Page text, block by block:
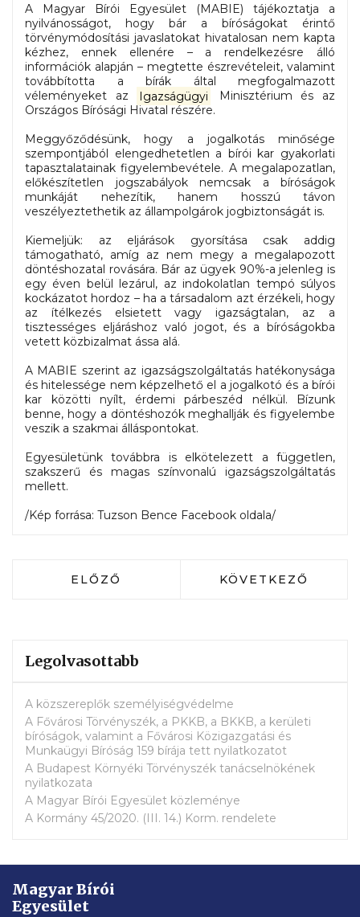
A Magyar Bírói Egyesület (MABIE) tájékoztatja a
nyilvánosságot, hogy bár a bíróságokat érintő
törvénymódosítási javaslatokat hivatalosan nem kapta
kézhez, ennek ellenére – a rendelkezésre álló
információk alapján – megtette észrevételeit, valamint
továbbította a bírák által megfogalmazott
véleményeket az
Igazságügyi
Minisztérium és az
Országos Bírósági Hivatal részére.
Meggyőződésünk, hogy a jogalkotás minősége
szempontjából elengedhetetlen a bírói kar gyakorlati
tapasztalatainak figyelembevétele. A megalapozatlan,
előkészítetlen jogszabályok nemcsak a bíróságok
munkáját nehezítik, hanem hosszú távon
veszélyeztethetik az állampolgárok jogbiztonságát is.
Kiemeljük: az eljárások gyorsítása csak addig
támogatható, amíg az nem megy a megalapozott
döntéshozatal rovására. Bár az ügyek 90%-a jelenleg is
egy éven belül lezárul, az indokolatlan tempó súlyos
kockázatot hordoz – ha a társadalom azt érzékeli, hogy
az ítélkezés elsietett vagy igazságtalan, az a
tisztességes eljáráshoz való jogot, és a bíróságokba
vetett közbizalmat ássa alá.
A MABIE szerint az igazságszolgáltatás hatékonysága
és hitelessége nem képzelhető el a jogalkotó és a bírói
kar közötti nyílt, érdemi párbeszéd nélkül. Bízunk
benne, hogy a döntéshozók meghallják és figyelembe
veszik a szakmai álláspontokat.
Egyesületünk továbbra is elkötelezett a független,
szakszerű és magas színvonalú igazságszolgáltatás
mellett.
/Kép forrása: Tuzson Bence Facebook oldala/
ELŐZŐ CIKK: HÚSVÉTI ÜDVÖZLET
ELŐZŐ KÖVETKEZŐ CIKK:
KÖVETKEZŐ
Legolvasottabb
A közszereplők személyiségvédelme
A Fővárosi Törvényszék, a PKKB, a BKKB, a kerületi
bíróságok, valamint a Fővárosi Közigazgatási és
Munkaügyi Bíróság 159 bírája tett nyilatkozatot
A Budapest Környéki Törvényszék tanácselnökének
nyilatkozata
A Magyar Bírói Egyesület közleménye
A Kormány 45/2020. (III. 14.) Korm. rendelete
Magyar Bírói
Egyesület